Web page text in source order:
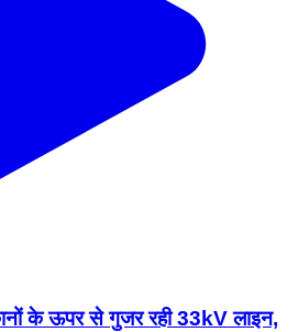
के ऊपर से गुजर रही 33kV लाइन,